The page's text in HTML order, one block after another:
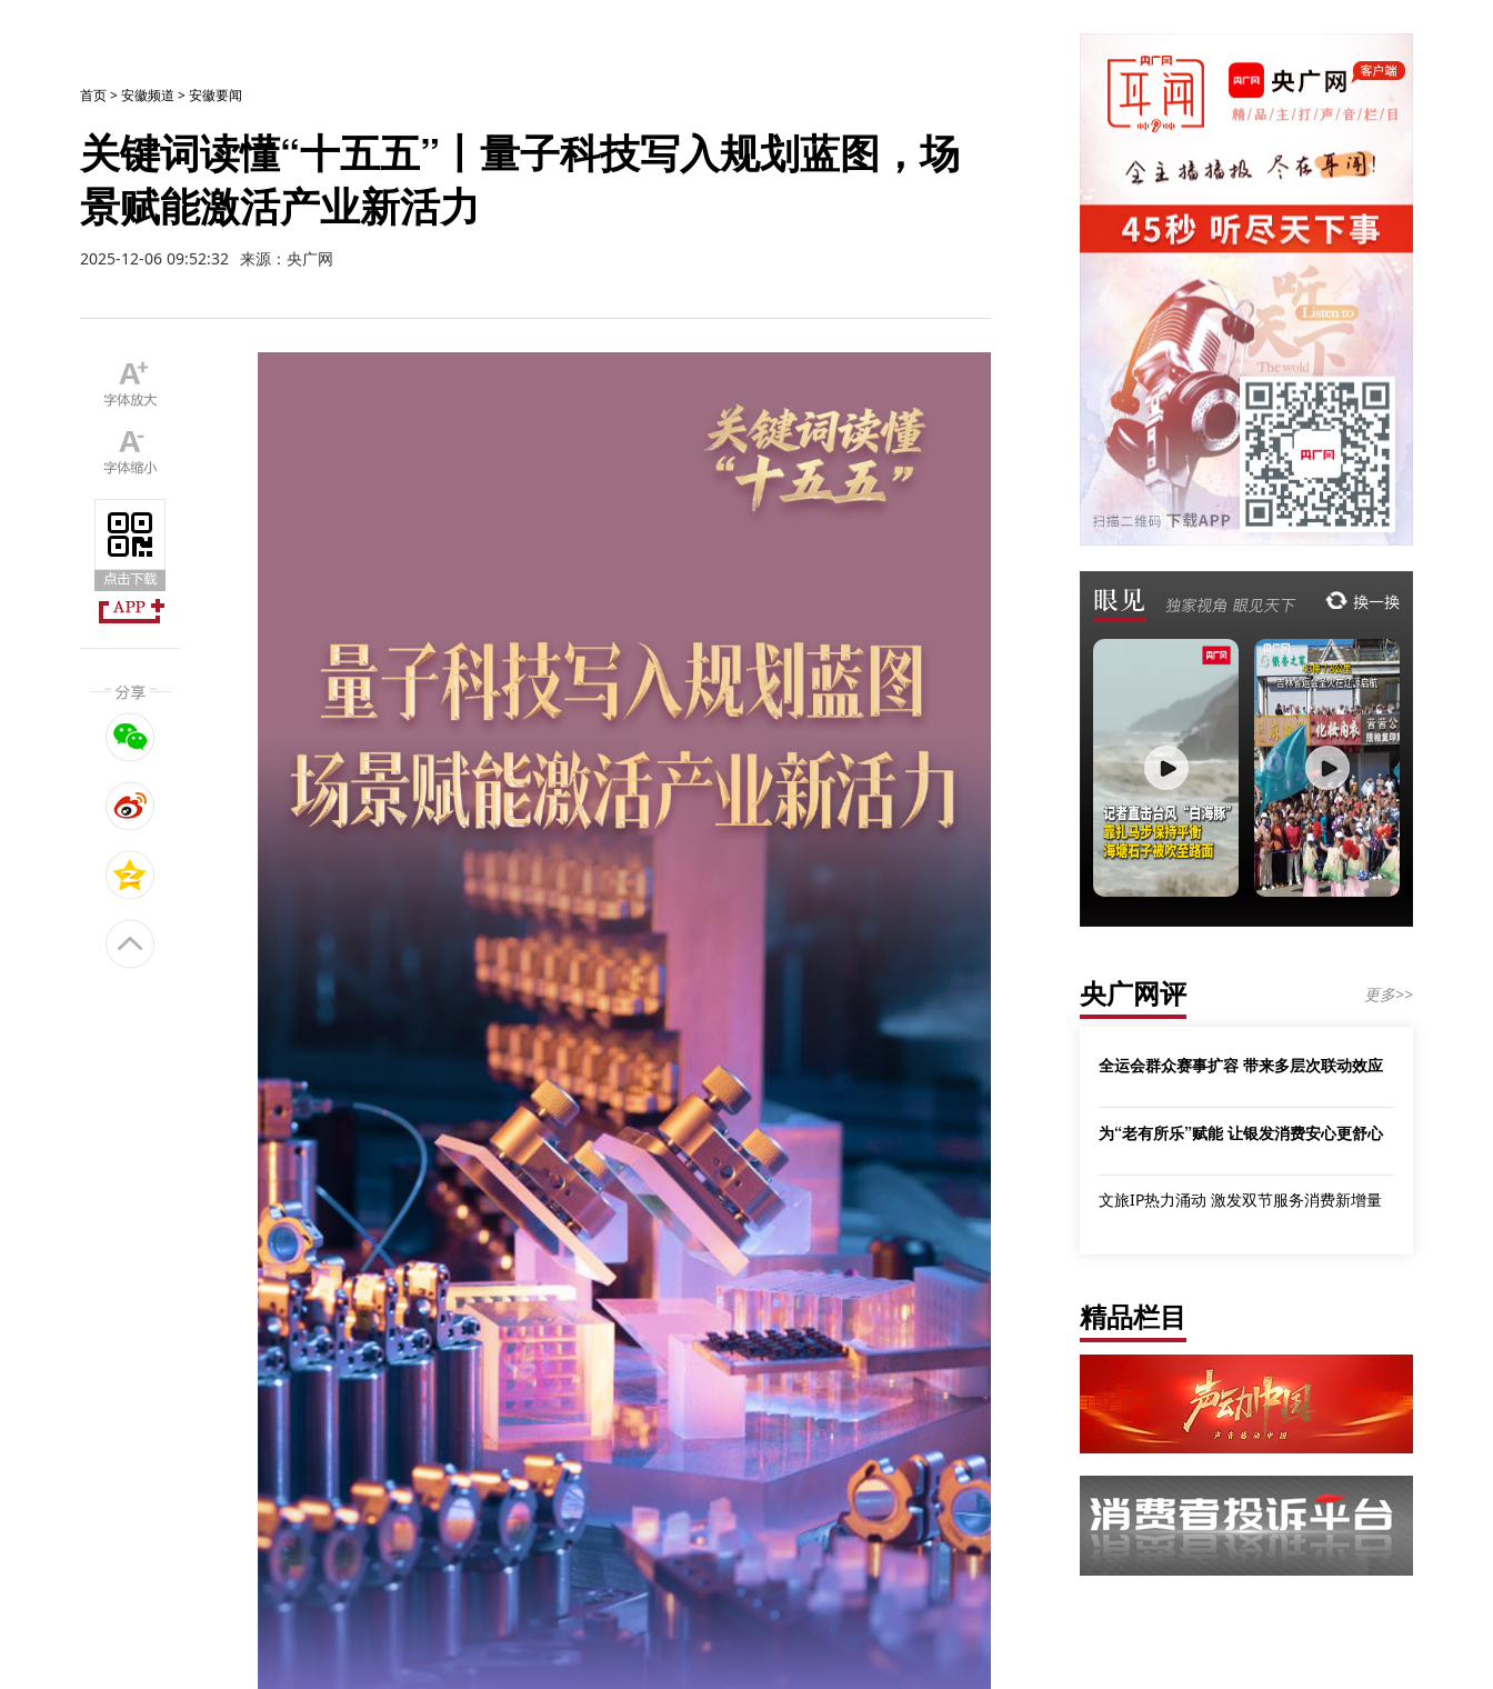
首页>安徽频道 >安徽要闻
关键词读懂“十五五”丨量子科技写入规划蓝图，场
景赋能激活产业新活力
2025-12-06 09:52:32 来源：央广网
央广网评 更多>>
全运会群众赛事扩容 带来多层次联动效应
为“老有所乐”赋能 让银发消费安心更舒心
文旅IP热力涌动 激发双节服务消费新增量
精品栏目